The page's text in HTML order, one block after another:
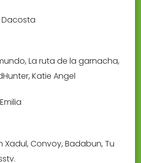
Dacosta
La ruta de la garnacha,
Katie Angel
Xadul, Convoy, Badabun, Tu